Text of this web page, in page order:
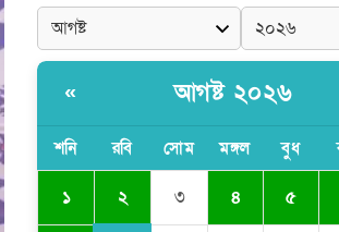
কুমিল্লা প্রেসক্লাবে তিন
সভাপতিকে স্মরণ
জলবায়ু পরিবর্তনের বিরূপ
মোকাবেলায়, বৃক্ষ রোপণ
« আগষ্ট ২০২৬
শনি রবি সোম মঙ্গল বুধ
১ ২ ৩ ৪ ৫